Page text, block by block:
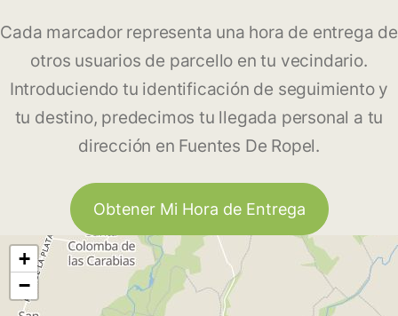
Cada marcador representa una hora de entrega de
otros usuarios de parcello en tu vecindario.
Introduciendo tu identificación de seguimiento y
tu destino, predecimos tu llegada personal a tu
dirección en Fuentes De Ropel.
Obtener Mi Hora de Entrega
+
−